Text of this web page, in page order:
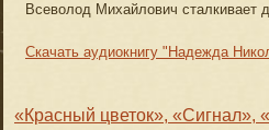
Всеволод Михайлович сталкивает
Скачать аудиокнигу "Надежда
«Красный цветок», «Сигнал»,